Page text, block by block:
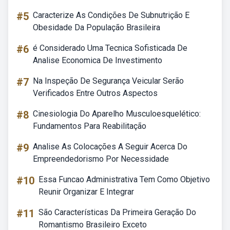
#5 Caracterize As Condições De Subnutrição E
Obesidade Da População Brasileira
#6 é Considerado Uma Tecnica Sofisticada De
Analise Economica De Investimento
#7 Na Inspeção De Segurança Veicular Serão
Verificados Entre Outros Aspectos
#8 Cinesiologia Do Aparelho Musculoesquelético:
Fundamentos Para Reabilitação
#9 Analise As Colocações A Seguir Acerca Do
Empreendedorismo Por Necessidade
#10 Essa Funcao Administrativa Tem Como Objetivo
Reunir Organizar E Integrar
#11 São Características Da Primeira Geração Do
Romantismo Brasileiro Exceto